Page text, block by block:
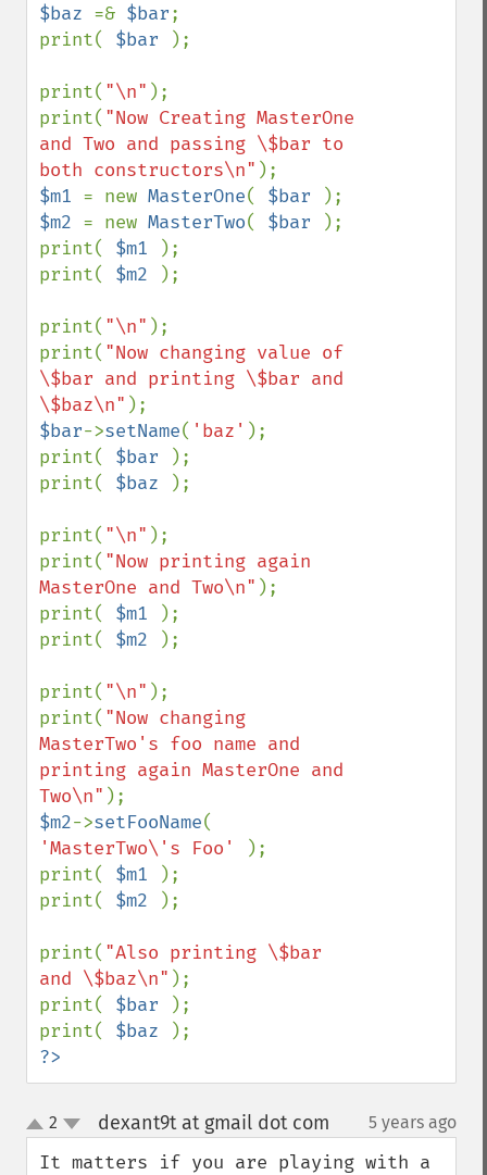
$baz =& $bar;
print( $bar );
print( "\n" );
print( "Now Creating MasterOne
and Two and passing \$bar to
both constructors\n"
$m1 = new MasterOne( $bar
$m2 = new MasterTwo( $bar
);
print( $m1
);
print( $m2 );
print( "\n" );
print( "Now changing value of
\$bar and printing \$bar and
\$baz\n"
$bar->setName( 'baz' );
print( $bar
);
print( $baz );
print( "\n" );
print( "Now printing again
MasterOne and Two\n" );
print( $m1
);
print( $m2 );
print( "\n" );
print( "Now changing
MasterTwo's foo name and
printing again MasterOne and
Two\n"
$m2->setFooName
'MasterTwo\'s Foo'
);
print( $m1
);
print( $m2 );
print( "Also printing \$bar
and \$baz\n" );
print( $bar
);
print( $baz
?>
up
down
2 dexant9t at gmail dot com 5 years ago
It matters if you are playing with a